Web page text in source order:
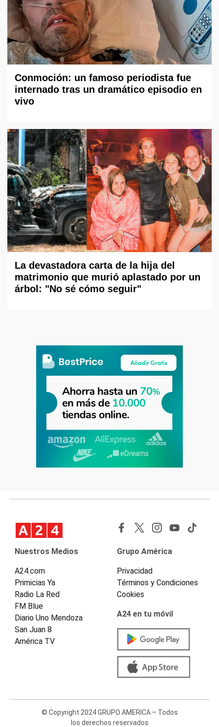
Conmoción: un famoso periodista fue
internado tras un dramático episodio en
vivo
La devastadora carta de la hija del
matrimonio que murió aplastado por un
árbol: "No sé cómo seguir"
Nuestros Medios
A24.com
Primicias Ya
Radio La Red
FM Blue
Diario Uno Mendoza
San Juan 8
América TV
Grupo América
Privacidad
Términos y Condiciones
Cookies
A24 en tu móvil
© Copyright 2024 GRUPO AMERICA – Todos
los derechos reservados